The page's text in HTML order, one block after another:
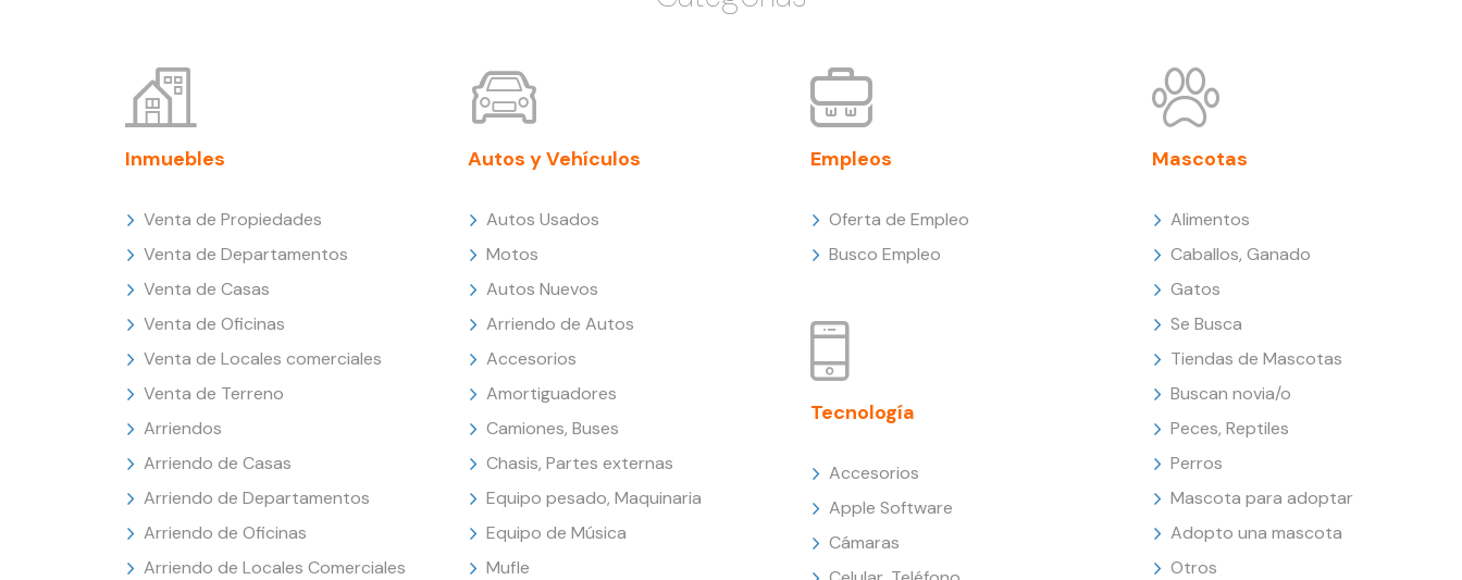
Inmuebles
Venta de Propiedades
Venta de Departamentos
Venta de Casas
Venta de Oficinas
Venta de Locales comerciales
Venta de Terreno
Arriendos
Arriendo de Casas
Arriendo de Departamentos
Arriendo de Oficinas
Arriendo de Locales Comerciales
Autos y Vehículos
Autos Usados
Motos
Autos Nuevos
Arriendo de Autos
Accesorios
Amortiguadores
Camiones, Buses
Chasis, Partes externas
Equipo pesado, Maquinaria
Equipo de Música
Mufle
Empleos
Oferta de Empleo
Busco Empleo
Tecnología
Accesorios
Apple Software
Cámaras
Mascotas
Alimentos
Caballos, Ganado
Gatos
Se Busca
Tiendas de Mascotas
Buscan novia/o
Peces, Reptiles
Perros
Mascota para adoptar
Adopto una mascota
Otros